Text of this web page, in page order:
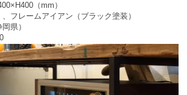
（mm）
フレームアイアン（ブラック塗装）
県）